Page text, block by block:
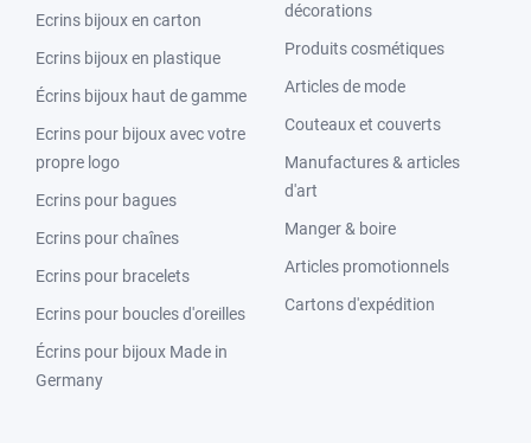
Ecrins bijoux en carton
Ecrins bijoux en plastique
Écrins bijoux haut de gamme
Ecrins pour bijoux avec votre
propre logo
Ecrins pour bagues
Ecrins pour chaînes
Ecrins pour bracelets
Ecrins pour boucles d'oreilles
Écrins pour bijoux Made in
Germany
décorations
Produits cosmétiques
Articles de mode
Couteaux et couverts
Manufactures & articles
d'art
Manger & boire
Articles promotionnels
Cartons d'expédition